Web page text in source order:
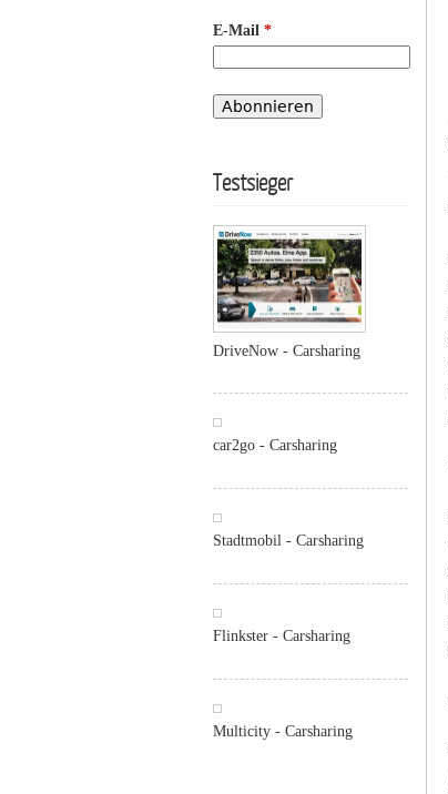
E-Mail *
Testsieger
DriveNow - Carsharing
car2go - Carsharing
Stadtmobil - Carsharing
Flinkster - Carsharing
Multicity - Carsharing